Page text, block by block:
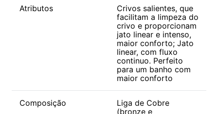
Atributos
Crivos salientes, que
facilitam a limpeza do
crivo e proporcionam
jato linear e intenso,
maior conforto; Jato
linear, com fluxo
continuo. Perfeito
para um banho com
maior conforto
Composição
Liga de Cobre
(bronze e